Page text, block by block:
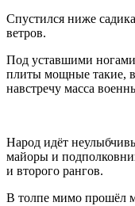
Спустился ниже
ветров.
Под уставшими ногами
плиты мощные такие,
навстречу масса
Народ идёт
майоры и
и второго рангов.
В толпе мимо прошёл